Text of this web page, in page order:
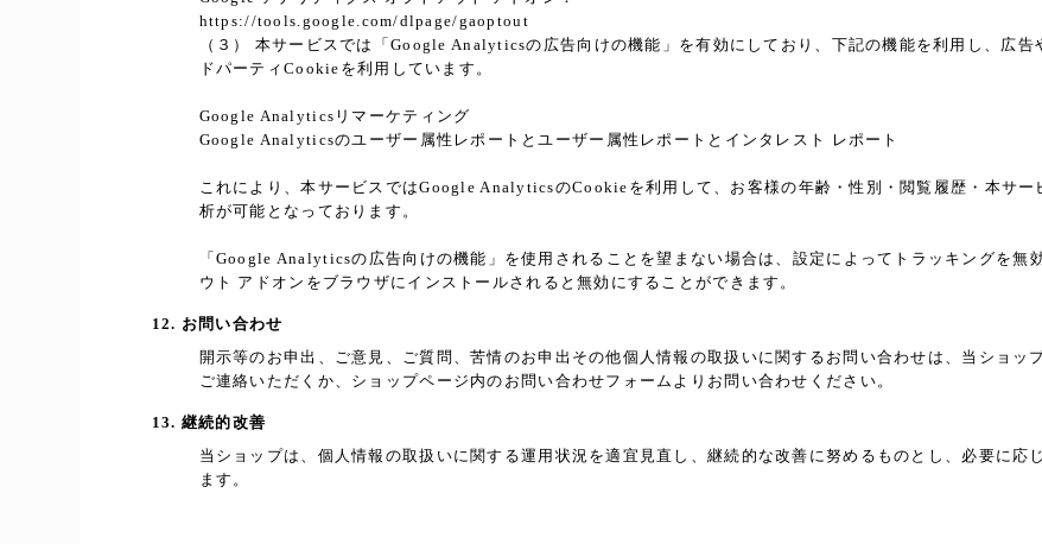
https://tools.google.com/dlpage/gaoptout
（３） 本サービスでは「Google Analyticsの広告向けの機能」を有効にしており、下記の機能を利用し、広
ドパーティCookieを利用しています。
Google Analyticsリマーケティング
Google Analyticsのユーザー属性レポートとユーザー属性レポートとインタレスト レポート
これにより、本サービスではGoogle AnalyticsのCookieを利用して、お客様の年齢・性別・閲覧履歴・本サ
析が可能となっております。
「Google Analyticsの広告向けの機能」を使用されることを望まない場合は、設定によってトラッキングを
ウト アドオンをブラウザにインストールされると無効にすることができます。
12. お問い合わせ
開示等のお申出、ご意見、ご質問、苦情のお申出その他個人情報の取扱いに関するお問い合わせは、当ショッ
ご連絡いただくか、ショップページ内のお問い合わせフォームよりお問い合わせください。
13. 継続的改善
当ショップは、個人情報の取扱いに関する運用状況を適宜見直し、継続的な改善に努めるものとし、必要に応
ます。